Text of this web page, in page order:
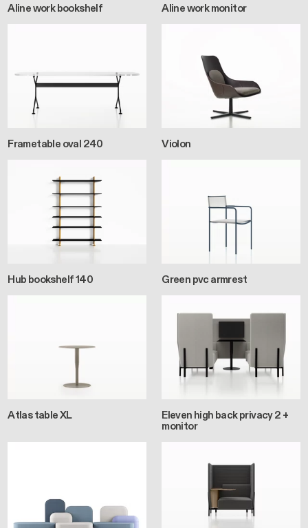
Aline work bookshelf Aline work monitor
Frametable oval 240 Violon
Hub bookshelf 140 Green pvc armrest
Atlas table XL
Eleven high back privacy 2 +
monitor